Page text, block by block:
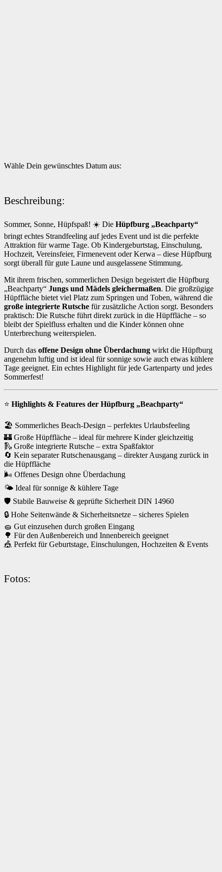
Wähle Dein gewünschtes Datum aus:
Beschreibung:
Sommer, Sonne, Hüpfspaß! ☀️ Die Hüpfburg „Beachparty“
bringt echtes Strandfeeling auf jedes Event und ist die perfekte
Attraktion für warme Tage. Ob Kindergeburtstag, Einschulung,
Hochzeit, Vereinsfeier, Firmenevent oder Kerwa – diese Hüpfburg
sorgt überall für gute Laune und ausgelassene Stimmung.
Mit ihrem frischen, sommerlichen Design begeistert die Hüpfburg
„Beachparty“ Jungs und Mädels gleichermaßen. Die großzügige
Hüpffläche bietet viel Platz zum Springen und Toben, während die
große integrierte Rutsche für zusätzliche Action sorgt. Besonders
praktisch: Die Rutsche führt direkt zurück in die Hüpffläche – so
bleibt der Spielfluss erhalten und die Kinder können ohne
Unterbrechung weiterspielen.
Durch das offene Design ohne Überdachung wirkt die Hüpfburg
angenehm luftig und ist ideal für sonnige sowie auch etwas kühlere
Tage geeignet. Ein echtes Highlight für jede Gartenparty und jedes
Sommerfest!
⭐ Highlights & Features der Hüpfburg „Beachparty“
🏖️ Sommerliches Beach-Design – perfektes Urlaubsfeeling
🏰 Große Hüpffläche – ideal für mehrere Kinder gleichzeitig
🛝 Große integrierte Rutsche – extra Spaßfaktor
🔄 Kein separater Rutschenausgang – direkter Ausgang zurück in
die Hüpffläche
🌬️ Offenes Design ohne Überdachung
🌤️ Ideal für sonnige & kühlere Tage
🛡️ Stabile Bauweise & geprüfte Sicherheit DIN 14960
🔒 Hohe Seitenwände & Sicherheitsnetze – sicheres Spielen
🧽 Gut einzusehen durch großen Eingang
🌳 Für den Außenbereich und Innenbereich geeignet
🎪 Perfekt für Geburtstage, Einschulungen, Hochzeiten & Events
Fotos: